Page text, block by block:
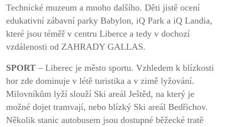
Technické muzeum a mnoho dalšího. Děti jistě ocení
edukativní zábavní parky Babylon, iQ Park a iQ Landia,
které jsou téměř v centru Liberce a tedy v dochozí
vzdálenosti od ZAHRADY GALLAS.
SPORT – Liberec je město sportu. Vzhledem k blízkosti
hor zde dominuje v létě turistika a v zimě lyžování.
Milovníkům lyží slouží Ski areál Ještěd, na který je
možné dojet tramvají, nebo blízký Ski areál Bedřichov.
Několik stanic autobusem jsou dostupné běžecké tratě